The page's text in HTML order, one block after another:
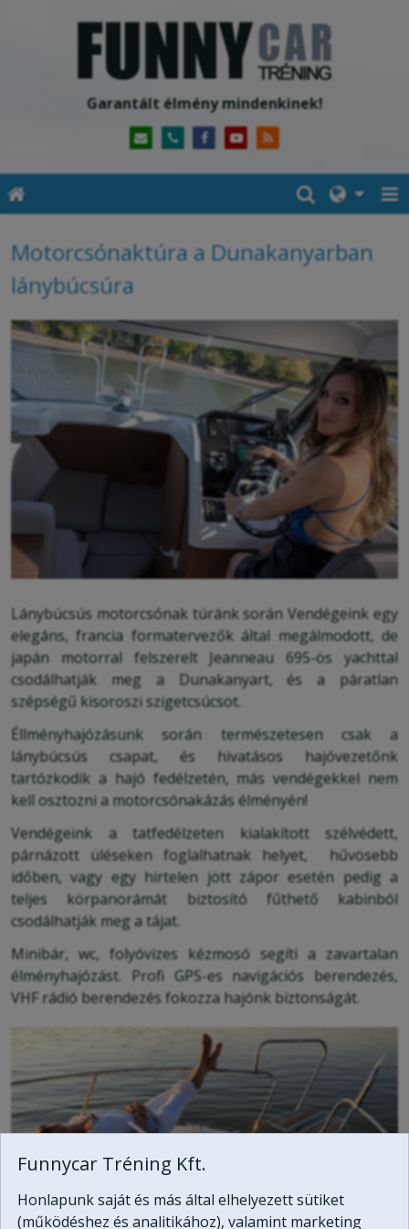
Garantált élmény mindenkinek!
Motorcsónaktúra a Dunakanyarban
lánybúcsúra
Lánybúcsús motorcsónak túránk során Vendégeink egy
elegáns, francia formatervezők által megálmodott, de
japán motorral felszerelt Jeanneau 695-ös yachttal
csodálhatják meg a Dunakanyart, és a páratlan
szépségű kisoroszi szigetcsúcsot.
Éllményhajózásunk során természetesen csak a
lánybúcsús csapat, és hivatásos hajóvezetőnk
tartózkodik a hajó fedélzetén, más vendégekkel nem
kell osztozni a motorcsónakázás élményén!
Vendégeink a tatfedélzeten kialakított szélvédett,
párnázott üléseken foglalhatnak helyet, hűvösebb
időben, vagy egy hirtelen jött zápor esetén pedig a
teljes körpanorámát biztosító fűthető kabinból
csodálhatják meg a tájat.
Minibár, wc, folyóvizes kézmosó segíti a zavartalan
élményhajózást. Profi GPS-es navigációs berendezés,
VHF rádió berendezés fokozza hajónk biztonságát.
Funnycar Tréning Kft.
Honlapunk saját és más által elhelyezett sütiket
(működéshez és analitikához), valamint marketing